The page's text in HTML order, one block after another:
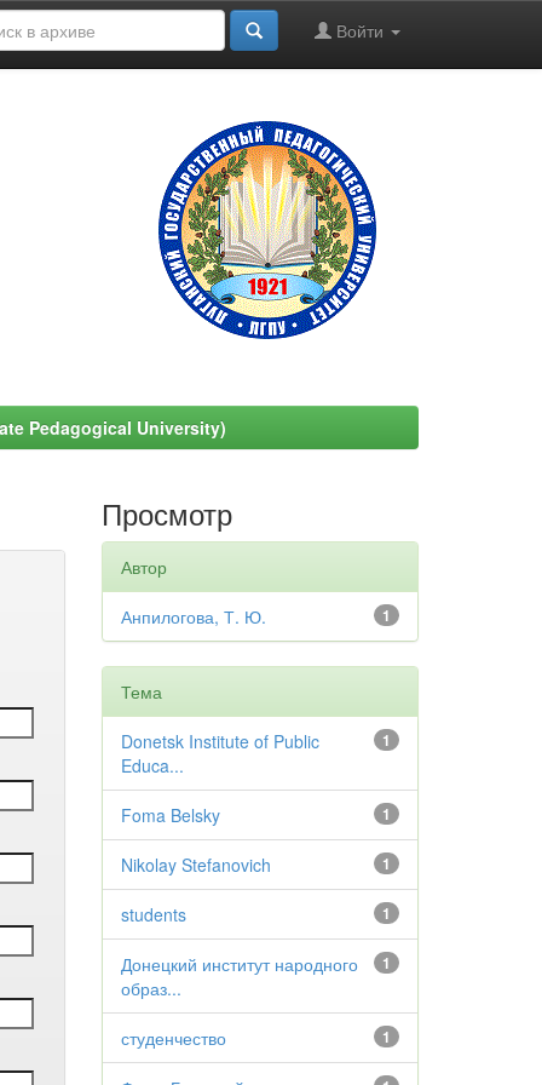
Войти
Pedagogical University)
Просмотр
Автор
1
Анпилогова, Т. Ю.
Тема
1
Donetsk Institute of Public
Educa...
1
Foma Belsky
1
Nikolay Stefanovich
1
students
1
Донецкий институт народного
образ...
1
студенчество